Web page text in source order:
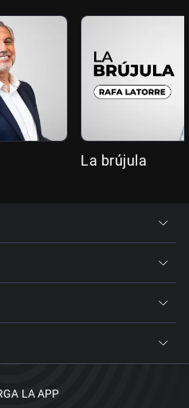
La brújula
LA APP